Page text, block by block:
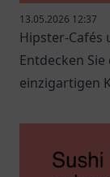
13.05.2026 12:37
Hipster-Cafés
Entdecken
einzigartigen